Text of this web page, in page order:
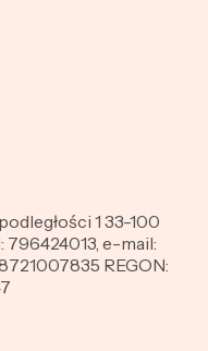
1 33-100
796424013, e-mail:
REGON: